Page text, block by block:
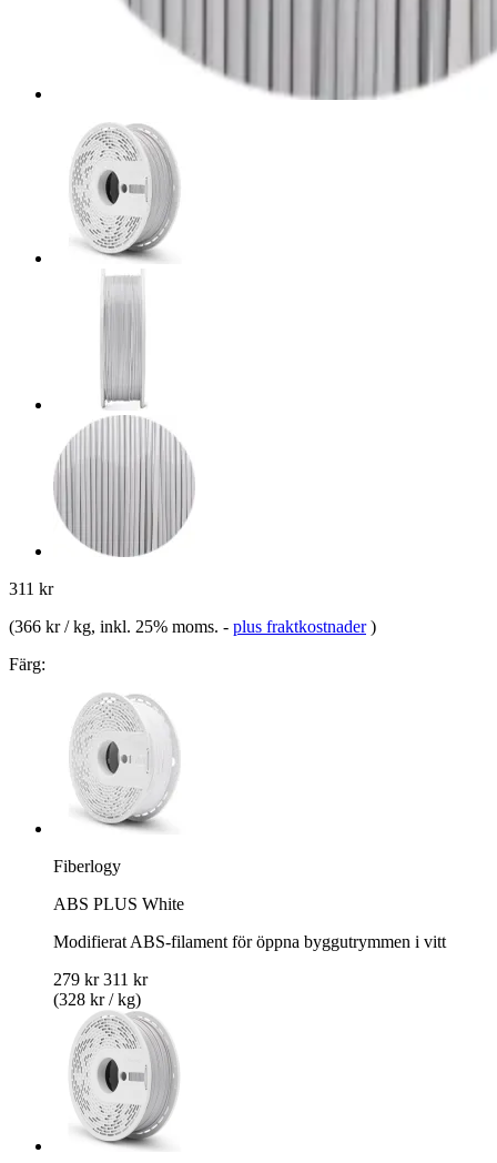
311 kr
(366 kr / kg, inkl. 25% moms. - plus fraktkostnader )
Färg:
Fiberlogy
ABS PLUS White
Modifierat ABS-filament för öppna byggutrymmen i vitt
279 kr 311 kr
(328 kr / kg)